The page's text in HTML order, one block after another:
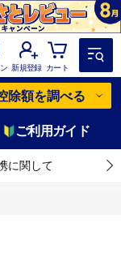
新規登録 カート
除額を調べる
ご利用ガイド
に関して